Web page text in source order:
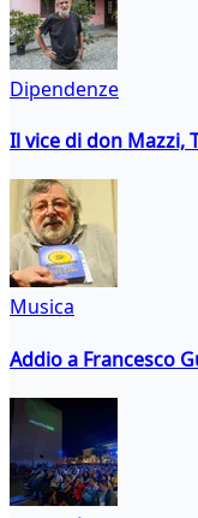
Dipendenze
Il vice di don Mazzi,
Musica
Addio a Francesco